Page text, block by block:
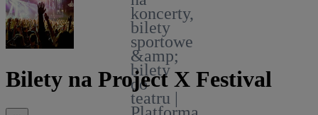
koncerty,
bilety
sportowe
&amp;
bilety
do
teatru |
Bilety na Project X Festival